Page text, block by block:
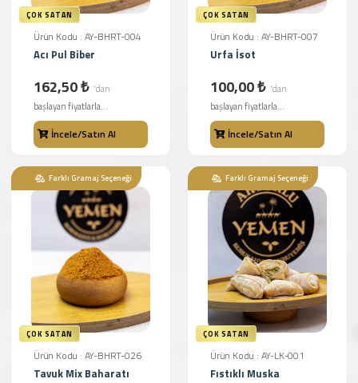
ÇOK SATAN
Ürün Kodu : AY-BHRT-004
Acı Pul Biber
162,50 ₺ 'dan
başlayan fiyatlarla...
İncele/Satın Al
ÇOK SATAN
Ürün Kodu : AY-BHRT-007
Urfa İsot
100,00 ₺ 'dan
başlayan fiyatlarla...
İncele/Satın Al
ÇOK SATAN
Farklı Gramaj Seçeneği
Ürün Kodu : AY-BHRT-026
Tavuk Mix Baharatı
ÇOK SATAN
Farklı Gramaj Seçeneği
Ürün Kodu : AY-LK-001
Fıstıklı Muska